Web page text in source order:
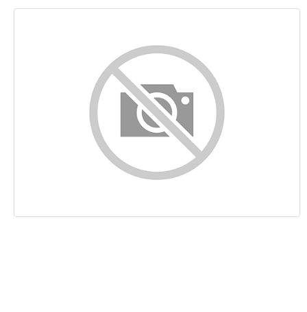
Volver arriba
Palabras Claves (Keywords)
Usabilidad
Documento